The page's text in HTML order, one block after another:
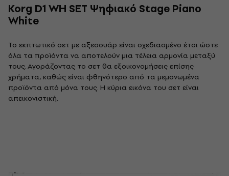
Korg D1 WH SET Ψηφιακό Stage Piano
White
Το εκπτωτικό σετ με αξεσουάρ είναι σχεδιασμένο έτσι ώστε
όλα τα προϊόντα να αποτελούν μια τέλεια αρμονία μεταξύ
τους. Αγοράζοντας το σετ θα εξοικονομήσεις επίσης
χρήματα, καθώς είναι φθηνότερο από τα μεμονωμένα
προϊόντα από μόνα τους. Η κύρια εικόνα του σετ είναι
απεικονιστική.